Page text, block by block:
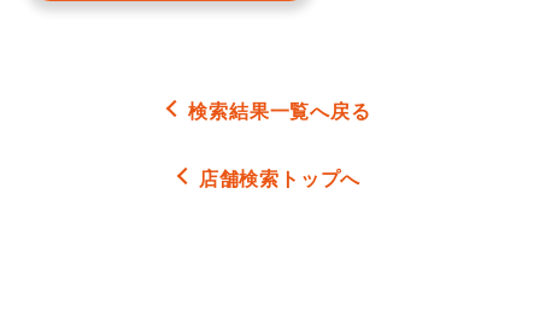
検索結果一覧へ戻る
店舗検索トップへ